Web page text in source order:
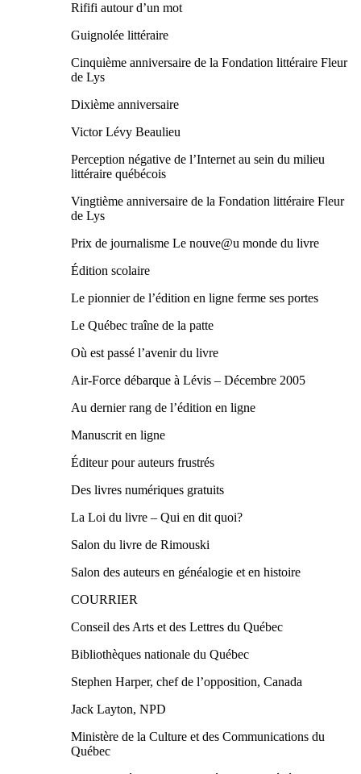
Rififi autour d’un mot
Guignolée littéraire
Cinquième anniversaire de la Fondation littéraire Fleur
de Lys
Dixième anniversaire
Victor Lévy Beaulieu
Perception négative de l’Internet au sein du milieu
littéraire québécois
Vingtième anniversaire de la Fondation littéraire Fleur
de Lys
Prix de journalisme Le nouve@u monde du livre
Édition scolaire
Le pionnier de l’édition en ligne ferme ses portes
Le Québec traîne de la patte
Où est passé l’avenir du livre
Air-Force débarque à Lévis – Décembre 2005
Au dernier rang de l’édition en ligne
Manuscrit en ligne
Éditeur pour auteurs frustrés
Des livres numériques gratuits
La Loi du livre – Qui en dit quoi?
Salon du livre de Rimouski
Salon des auteurs en généalogie et en histoire
COURRIER
Conseil des Arts et des Lettres du Québec
Bibliothèques nationale du Québec
Stephen Harper, chef de l’opposition, Canada
Jack Layton, NPD
Ministère de la Culture et des Communications du
Québec